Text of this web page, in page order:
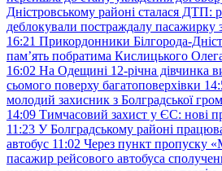
Дністровському районі сталася ДТП:
деблокували постраждалу пасажирку
16:21 Прикордонники Білгорода-
пам’ять побратима Кислицького
16:02 На Одещині 12-річна дівчинка
сьомого поверху багатоповерхівки
молодий захисник з Болградської
14:09 Тимчасовий захист у ЄС: нові
11:23 У Болградському районі
автобус 11:02 Через пункт пропуску
пасажир рейсового автобуса